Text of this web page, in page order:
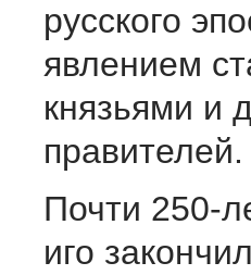
русского
явлением
князьями и
правителей.
Почти 250-
иго